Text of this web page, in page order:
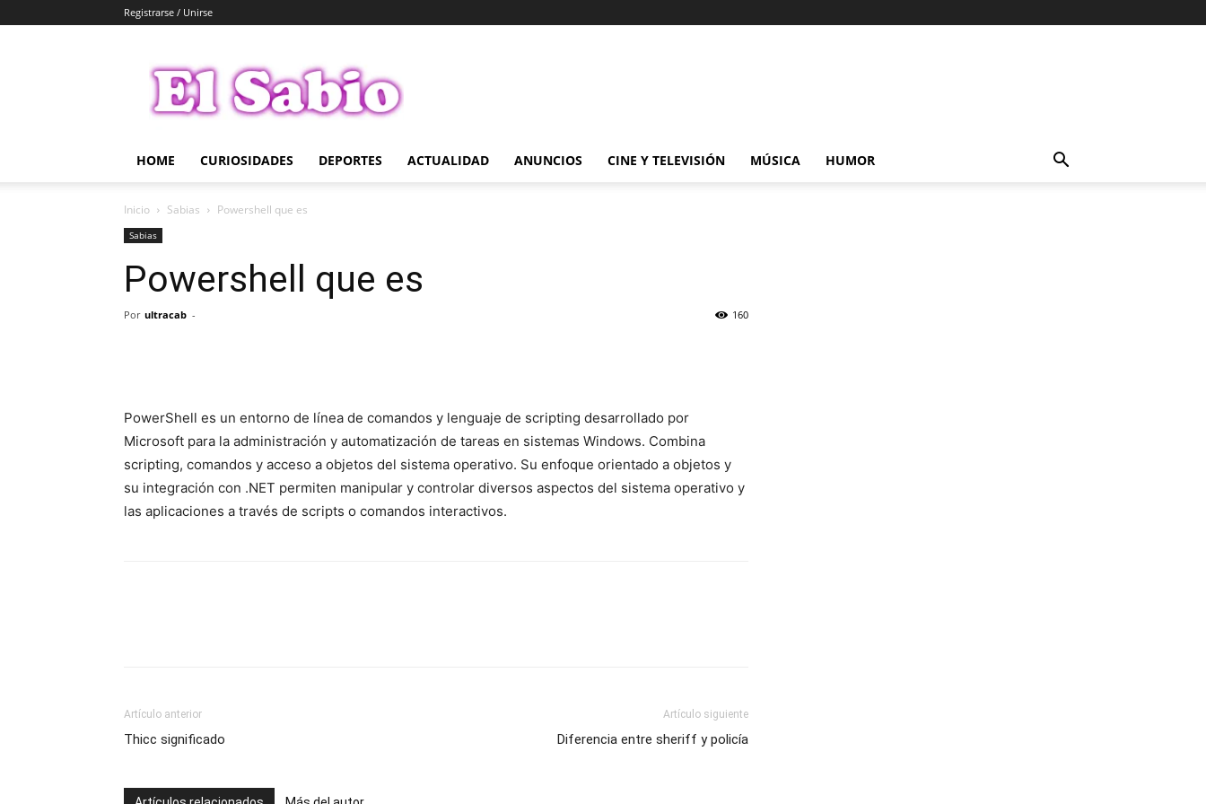
Registrarse / Unirse
Sabio
HOME CURIOSIDADES DEPORTES ACTUALIDAD ANUNCIOS CINE Y TELEVISIÓN MÚSICA HUMOR
Inicio Sabias Powershell que es
Sabias
Powershell que es
Por ultracab - 160
PowerShell es un entorno de línea de comandos y lenguaje de scripting desarrollado por
Microsoft para la administración y automatización de tareas en sistemas Windows. Combina
scripting, comandos y acceso a objetos del sistema operativo. Su enfoque orientado a objetos y
su integración con .NET permiten manipular y controlar diversos aspectos del sistema operativo y
las aplicaciones a través de scripts o comandos interactivos.
Artículo anterior
Thicc significado
Artículo siguiente
Diferencia entre sheriff y policía